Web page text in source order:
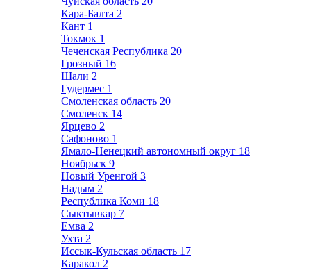
Кара-Балта 2
Кант 1
Токмок 1
Чеченская Республика 20
Грозный 16
Шали 2
Гудермес 1
Смоленская область 20
Смоленск 14
Ярцево 2
Сафоново 1
Ямало-Ненецкий автономный округ 18
Ноябрьск 9
Новый Уренгой 3
Надым 2
Республика Коми 18
Сыктывкар 7
Емва 2
Ухта 2
Иссык-Кульская область 17
Каракол 2